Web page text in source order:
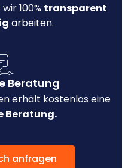
100% transparent
arbeiten.
Beratung
erhält kostenlos eine
Beratung.
anfragen